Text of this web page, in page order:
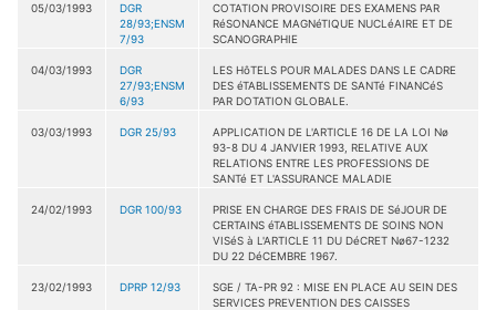
05/03/1993
DGR
28/93;ENSM
7/93
COTATION PROVISOIRE DES EXAMENS PAR
RéSONANCE MAGNéTIQUE NUCLéAIRE ET DE
SCANOGRAPHIE
04/03/1993
DGR
27/93;ENSM
6/93
LES HôTELS POUR MALADES DANS LE CADRE
DES éTABLISSEMENTS DE SANTé FINANCéS
PAR DOTATION GLOBALE.
03/03/1993 DGR 25/93
APPLICATION DE L'ARTICLE 16 DE LA LOI Nø
93-8 DU 4 JANVIER 1993, RELATIVE AUX
RELATIONS ENTRE LES PROFESSIONS DE
SANTé ET L'ASSURANCE MALADIE
24/02/1993 DGR 100/93
PRISE EN CHARGE DES FRAIS DE SéJOUR DE
CERTAINS éTABLISSEMENTS DE SOINS NON
VISéS à L'ARTICLE 11 DU DéCRET Nø67-1232
DU 22 DéCEMBRE 1967.
23/02/1993 DPRP 12/93
SGE / TA-PR 92 : MISE EN PLACE AU SEIN DES
SERVICES PREVENTION DES CAISSES